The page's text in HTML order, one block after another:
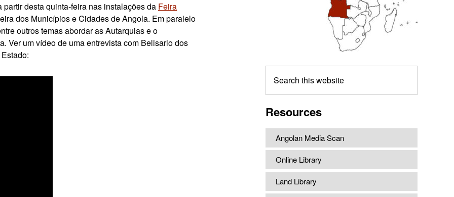
desta quinta-feira nas instalações da Feira
dos Municípios e Cidades de Angola. Em paralelo
outros temas abordar as Autarquias e o
Ver um vídeode uma entrevista com Belisario dos
this
Resources
Angolan Media Scan
Online Library
Land Library